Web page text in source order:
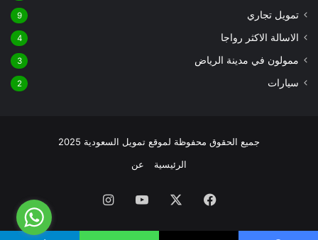
تمويل تجاري 9
الاسالة الاكثر رواجا 4
ممولون في مدينة الرياض 3
سيارات 2
جميع الحقوق محفوظة لموقع تمويل السعودية 2025
الرئيسية
عن
فيسبوك ‫YouTube